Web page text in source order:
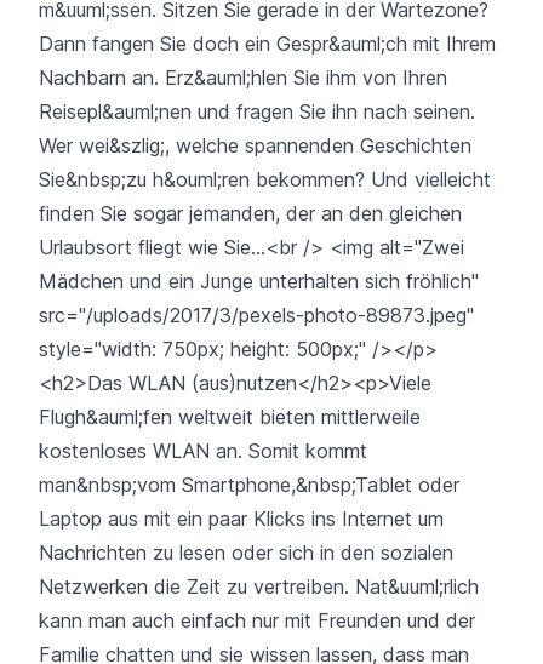
m&uuml;ssen. Sitzen Sie gerade in der Wartezone?
Dann fangen Sie doch ein Gespr&auml;ch mit Ihrem
Nachbarn an. Erz&auml;hlen Sie ihm von Ihren
Reisepl&auml;nen und fragen Sie ihn nach seinen.
Wer wei&szlig;, welche spannenden Geschichten
Sie&nbsp;zu h&ouml;ren bekommen? Und vielleicht
finden Sie sogar jemanden, der an den gleichen
Urlaubsort fliegt wie Sie...<br /> <img alt="Zwei
Mädchen und ein Junge unterhalten sich fröhlich"
src="/uploads/2017/3/pexels-photo-89873.jpeg"
style="width: 750px; height: 500px;" /></p>
<h2>Das WLAN (aus)nutzen</h2><p>Viele
Flugh&auml;fen weltweit bieten mittlerweile
kostenloses WLAN an. Somit kommt
man&nbsp;vom Smartphone,&nbsp;Tablet oder
Laptop aus mit ein paar Klicks ins Internet um
Nachrichten zu lesen oder sich in den sozialen
Netzwerken die Zeit zu vertreiben. Nat&uuml;rlich
kann man auch einfach nur mit Freunden und der
Familie chatten und sie wissen lassen, dass man